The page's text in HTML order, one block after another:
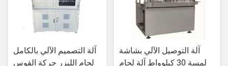
آلة التصميم الآلي بالكامل
لحام الليزر حركة القوس
آلة التوصيل الآلي بشاشة
لمسة 30 كيلوواط آلة لحام